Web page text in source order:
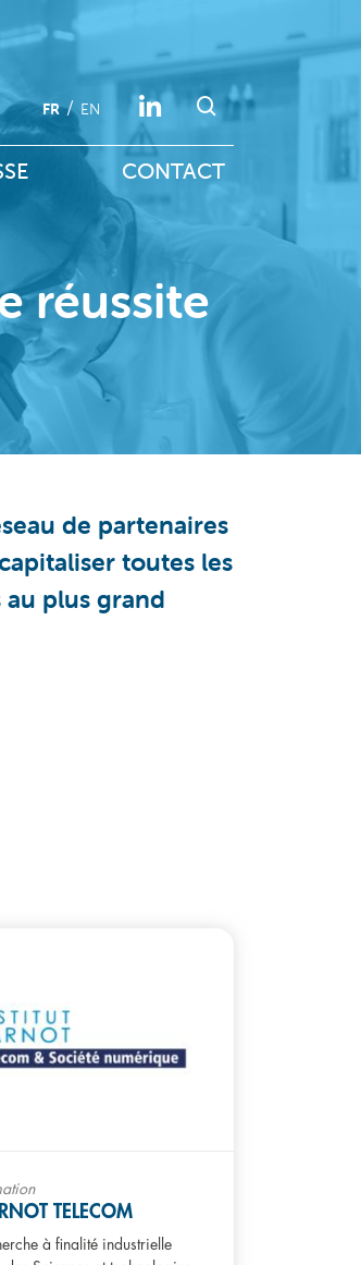
FR EN
CONTACT
réussite
de partenaires
toutes les
plus grand
TELECOM
à finalité industrielle